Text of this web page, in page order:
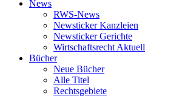
News
RWS-News
Newsticker Kanzleien
Newsticker Gerichte
Wirtschaftsrecht Aktuell
Bücher
Neue Bücher
Alle Titel
Rechtsgebiete